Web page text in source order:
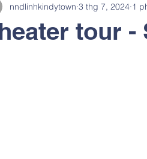
tour -
nndlinhkindytown 3 thg 7, 2024 1